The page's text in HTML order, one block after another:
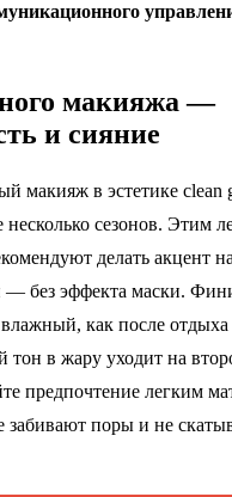
макияжа —
и сияние
макияж в эстетике clean
несколько сезонов. Этим
делать акцент
— без эффекта маски.
как после
тон в жару уходит на
предпочтение легким
забивают поры и не